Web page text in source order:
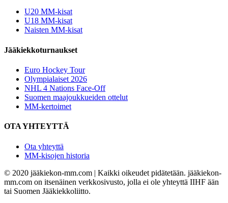
U20 MM-kisat
U18 MM-kisat
Naisten MM-kisat
Jääkiekkoturnaukset
Euro Hockey Tour
Olympialaiset 2026
NHL 4 Nations Face-Off
Suomen maajoukkueiden ottelut
MM-kertoimet
OTA YHTEYTTÄ
Ota yhteyttä
MM-kisojen historia
© 2020 jääkiekon-mm.com | Kaikki oikeudet pidätetään. jääkiekon-
mm.com on itsenäinen verkkosivusto, jolla ei ole yhteyttä IIHF ään
tai Suomen Jääkiekkoliitto.